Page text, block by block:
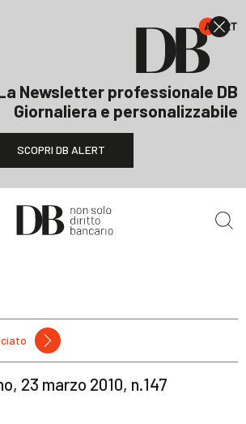
Newsletter professionale DB
Giornaliera e personalizzabile
SCOPRI DB ALERT
23 marzo 2010, n.147